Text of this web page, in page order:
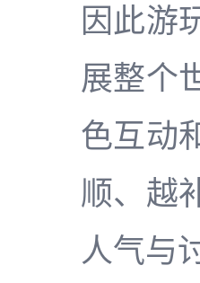
因此游
展整个
色互动
顺、越
人气与